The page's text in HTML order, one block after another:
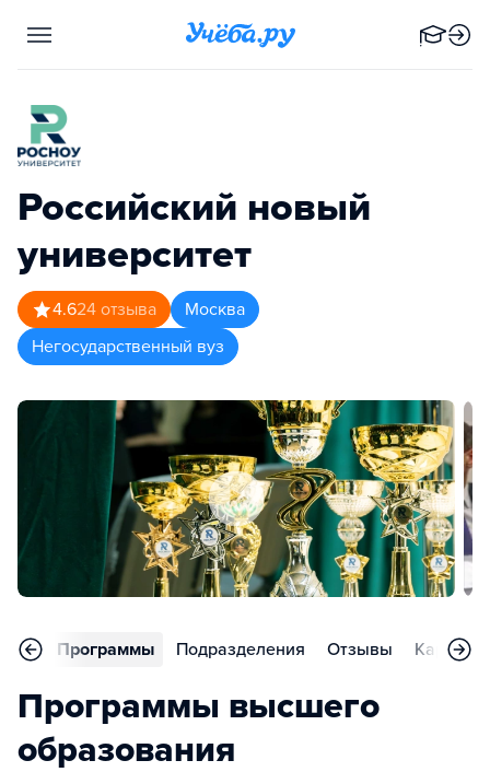
Российский новый
университет
4.624 отзыва
Москва
Негосударственный вуз
Программы Подразделения Отзывы Карьера
Программы высшего
образования